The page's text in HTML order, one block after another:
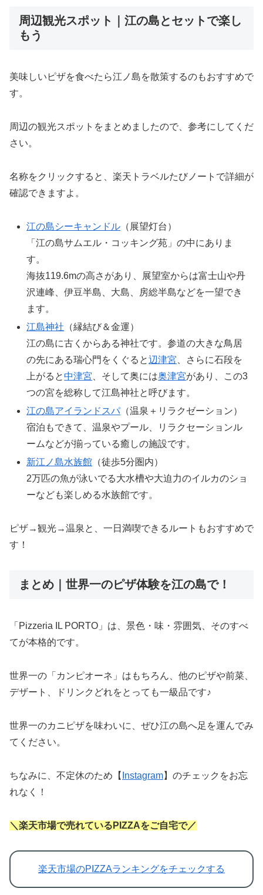
周辺観光スポット｜江の島とセットで楽し
もう
美味しいピザを食べたら江ノ島を散策するのもおすすめで
す。
周辺の観光スポットをまとめましたので、参考にしてくだ
さい。
名称をクリックすると、楽天トラベルたびノートで詳細が
確認できますよ。
江の島シーキャンドル （展望灯台）
「江の島サムエル・コッキング苑」の中にありま
す。
海抜119.6mの高さがあり、展望室からは富士山や丹
沢連峰、伊豆半島、大島、房総半島などを一望でき
ます。
江島神社 （縁結び＆金運）
江の島に古くからある神社です。参道の大きな鳥居
の先にある瑞心門をくぐると辺津宮 、さらに石段を
上がると中津宮 、そして奥には奥津宮があり、この3
つの宮を総称して江島神社と呼びます。
江の島アイランドスパ（温泉＋リラクゼーション）
宿泊もできて、温泉やプール、リラクセーションル
ームなどが揃っている癒しの施設です。
新江ノ島水族館 （徒歩5分圏内）
2万匹の魚が泳いでる大水槽や大迫力のイルカのショ
ーなども楽しめる水族館です。
ピザ→観光→温泉と、一日満喫できるルートもおすすめで
す！
まとめ｜世界一のピザ体験を江の島で！
「Pizzeria IL PORTO」は、景色・味・雰囲気、そのすべ
てが本格的です。
世界一の「カンピオーネ」はもちろん、他のピザや前菜、
デザート、ドリンクどれをとっても一級品です♪
世界一のカニピザを味わいに、ぜひ江の島へ足を運んでみ
てください。
ちなみに、不定休のため【 Instagram】のチェックをお忘
れなく！
＼楽天市場で売れているPIZZAをご自宅で／
楽天市場のPIZZAランキングをチェックする